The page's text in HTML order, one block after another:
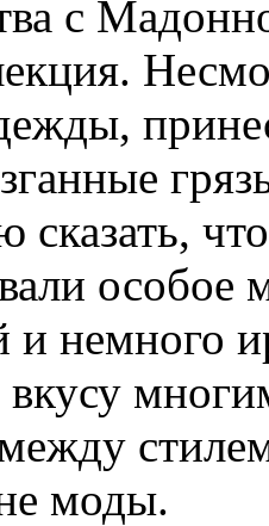
с
сказать,
и немного
моды.